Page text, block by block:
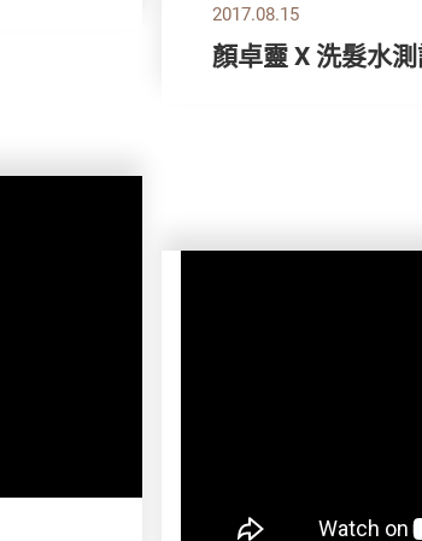
2017.08.15
顏卓靈 X 洗髮水